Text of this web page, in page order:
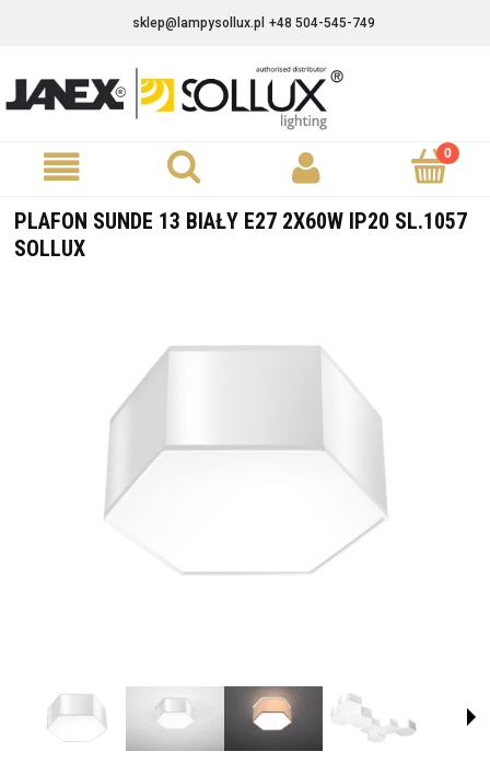
sklep@lampysollux.pl +48 504-545-749
PLAFON SUNDE 13 BIAŁY E27 2X60W IP20 SL.1057
SOLLUX